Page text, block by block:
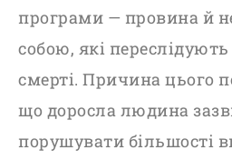
програми — провина й
собою, які
смерті. Причина цього
що доросла людина
порушувати більшості